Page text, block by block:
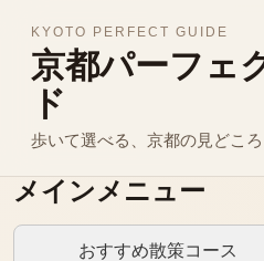
KYOTO PERFECT GUIDE
京都パーフェ
ド
歩いて選べる、京都の見どころ
メインメニュー
おすすめ散策コース